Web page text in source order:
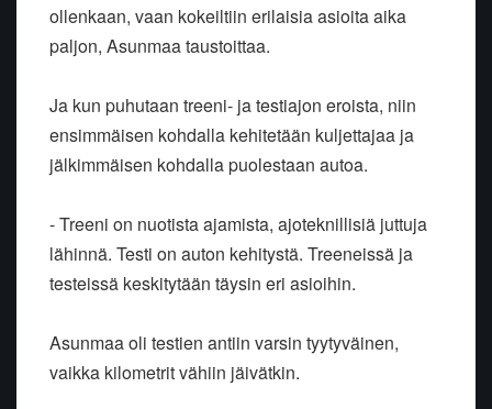
ollenkaan, vaan kokeiltiin erilaisia asioita aika
paljon, Asunmaa taustoittaa.
Ja kun puhutaan treeni- ja testiajon eroista, niin
ensimmäisen kohdalla kehitetään kuljettajaa ja
jälkimmäisen kohdalla puolestaan autoa.
- Treeni on nuotista ajamista, ajoteknillisiä juttuja
lähinnä. Testi on auton kehitystä. Treeneissä ja
testeissä keskitytään täysin eri asioihin.
Asunmaa oli testien antiin varsin tyytyväinen,
vaikka kilometrit vähiin jäivätkin.